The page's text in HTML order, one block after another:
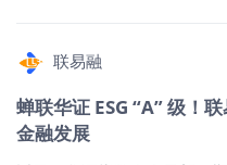
年上线。司库管理与供应链
金运作，盘活自有资金；供
放流动性，全面提升资金利
发布规范供应链金融业务的
化新阶段的顶层规划。这一
讯易链数字化底座，搭建票
链结算数字化转型需求。 双
构 监管标准化，明确票据合
联易融
蝉联华证 ESG “A” 级！
金融发展